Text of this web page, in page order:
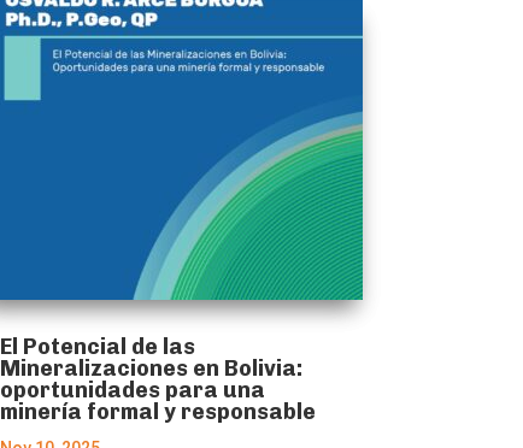
El Potencial de las
Mineralizaciones en Bolivia:
oportunidades para una
minería formal y responsable